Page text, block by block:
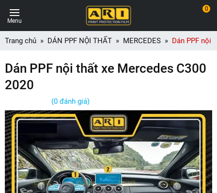
Menu
0
Trang chủ DÁN PPF NỘI THẤT MERCEDES Dán PPF nội
Dán PPF nội thất xe Mercedes C300
2020
(0 đánh giá)